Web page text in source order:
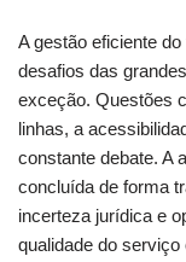
A gestão eficiente
desafios das
exceção. Questões
linhas, a
constante debate. A
concluída de forma
incerteza jurídica e
qualidade do